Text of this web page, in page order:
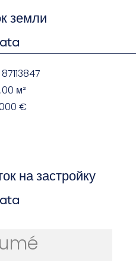
земли
87113847
м²
€
на застройку